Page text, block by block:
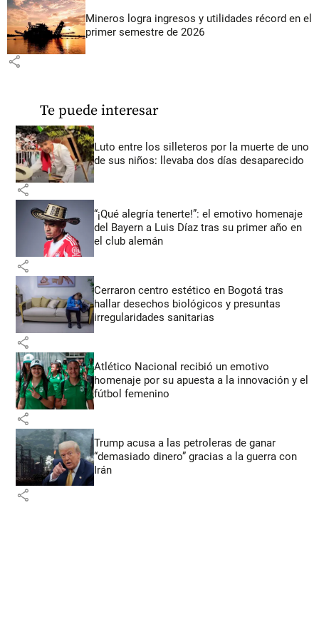
Mineros logra ingresos y utilidades récord en el
primer semestre de 2026
share
Te puede interesar
Luto entre los silleteros por la muerte de uno
de sus niños: llevaba dos días desaparecido
share
“¡Qué alegría tenerte!”: el emotivo homenaje
del Bayern a Luis Díaz tras su primer año en
el club alemán
share
Cerraron centro estético en Bogotá tras
hallar desechos biológicos y presuntas
irregularidades sanitarias
share
Atlético Nacional recibió un emotivo
homenaje por su apuesta a la innovación y el
fútbol femenino
share
Trump acusa a las petroleras de ganar
“demasiado dinero” gracias a la guerra con
Irán
share